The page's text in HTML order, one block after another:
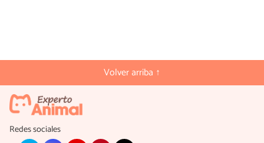
Volver arriba ↑
Redes sociales